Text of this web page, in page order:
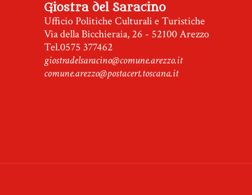
Giostra del Saracino
Ufficio Politiche Culturali e Turistiche
Via della Bicchieraia, 26 - 52100 Arezzo
Tel.0575 377462
giostradelsaracino@comune.arezzo.it
comune.arezzo@postacert.toscana.it